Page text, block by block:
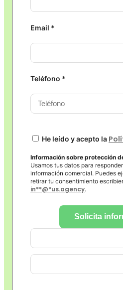
Email *
Teléfono *
He leído y acepto la
Información sobre protección
Usamos tus datos para
información comercial. Puedes
retirar tu consentimiento
in**@*us.agency.